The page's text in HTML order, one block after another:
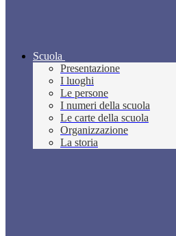
Scuola
Presentazione
I luoghi
Le persone
I numeri della scuola
Le carte della scuola
Organizzazione
La storia